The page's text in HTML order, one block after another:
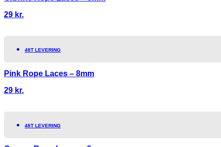
29 kr.
48T LEVERING
Pink Rope Laces – 8mm
29 kr.
48T LEVERING